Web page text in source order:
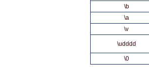
\b
\a
\v
\udddd
\0